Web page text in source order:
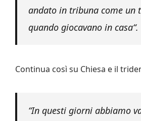
andato in tribuna come un
quando giocavano in casa“.
Continua così su Chiesa e il
“In questi giorni abbiamo